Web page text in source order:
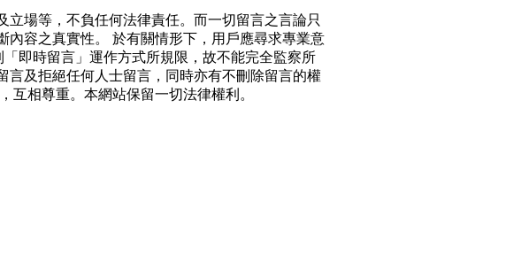
場等，不負任何法律責任。而一切留言之言論只
容之真實性。 於有關情形下，用戶應尋求專業意
即時留言」運作方式所規限，故不能完全監察所
及拒絕任何人士留言，同時亦有不刪除留言的權
互相尊重。本網站保留一切法律權利。